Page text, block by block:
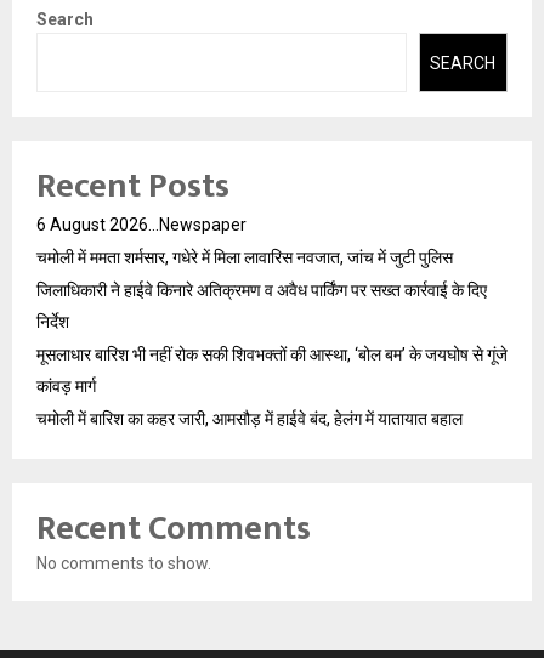
Search
SEARCH
Recent Posts
6 August 2026…Newspaper
चमोली में ममता शर्मसार, गधेरे में मिला लावारिस नवजात, जांच में जुटी पुलिस
जिलाधिकारी ने हाईवे किनारे अतिक्रमण व अवैध पार्किंग पर सख्त कार्रवाई के दिए
निर्देश
मूसलाधार बारिश भी नहीं रोक सकी शिवभक्तों की आस्था, ‘बोल बम’ के जयघोष से गूंजे
कांवड़ मार्ग
चमोली में बारिश का कहर जारी, आमसौड़ में हाईवे बंद, हेलंग में यातायात बहाल
Recent Comments
No comments to show.